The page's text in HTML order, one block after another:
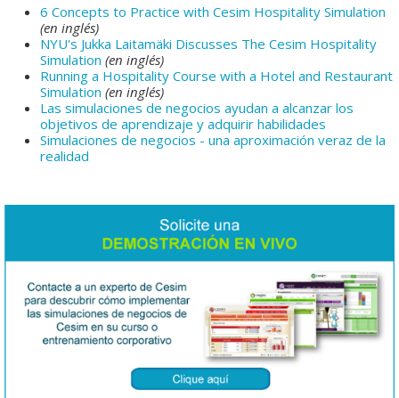
6 Concepts to Practice with Cesim Hospitality Simulation
(en inglés)
NYU's Jukka Laitamäki Discusses The Cesim Hospitality
Simulation (en inglés)
Running a Hospitality Course with a Hotel and Restaurant
Simulation (en inglés)
Las simulaciones de negocios ayudan a alcanzar los
objetivos de aprendizaje y adquirir habilidades
Simulaciones de negocios - una aproximación veraz de la
realidad